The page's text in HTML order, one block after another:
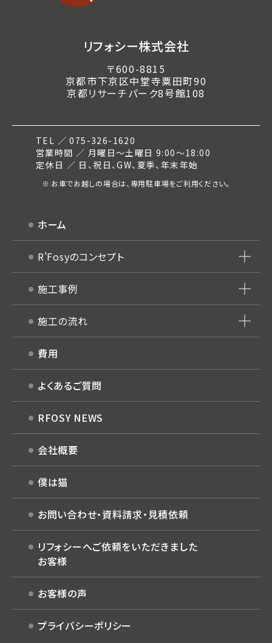
リフォシー株式会社
〒600-8815
京都市下京区中堂寺粟田町90
京都リサーチパーク8号館108
TEL ／ 075-326-1620
営業時間 ／ 月曜日～土曜日 9:00～18:00
定休日 ／ 日、祝日、GW、夏季、年末年始
お車でお越しの場合は、専用駐車場をご利用ください。
ホーム
R'Fosyのコンセプト
施工事例
施工の流れ
費用
よくあるご質問
RFOSY NEWS
会社概要
僕は猫
お問い合わせ・資料請求・見積依頼
リフォシーへご依頼をいただきました
お客様
お客様の声
プライバシーポリシー